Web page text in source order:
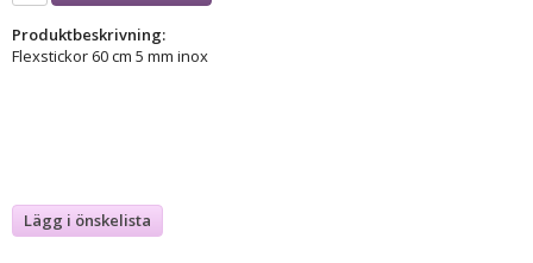
Produktbeskrivning:
Flexstickor 60 cm 5 mm inox
Lägg i önskelista